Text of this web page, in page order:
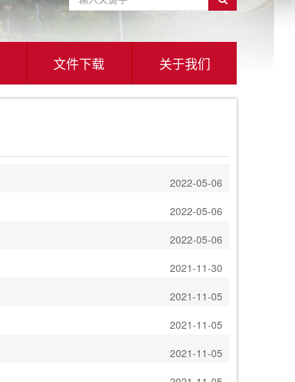
文件下载 关于我们
2022-05-06
2022-05-06
2022-05-06
2021-11-30
2021-11-05
2021-11-05
2021-11-05